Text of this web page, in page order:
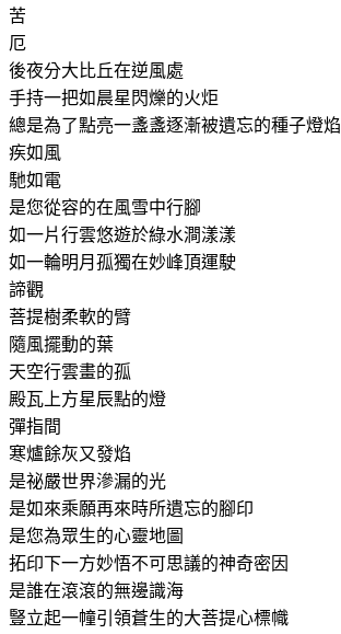
苦
厄
後夜分大比丘在逆風處
手持一把如晨星閃爍的火炬
總是為了點亮一盞盞逐漸被遺忘的種子燈焰
疾如風
馳如電
是您從容的在風雪中行腳
如一片行雲悠遊於綠水澗漾漾
如一輪明月孤獨在妙峰頂運駛
諦觀
菩提樹柔軟的臂
隨風擺動的葉
天空行雲畫的孤
殿瓦上方星辰點的燈
彈指間
寒爐餘灰又發焰
是祕嚴世界滲漏的光
是如來乘願再來時所遺忘的腳印
是您為眾生的心靈地圖
拓印下一方妙悟不可思議的神奇密因
是誰在滾滾的無邊識海
豎立起一幢引領蒼生的大菩提心標幟